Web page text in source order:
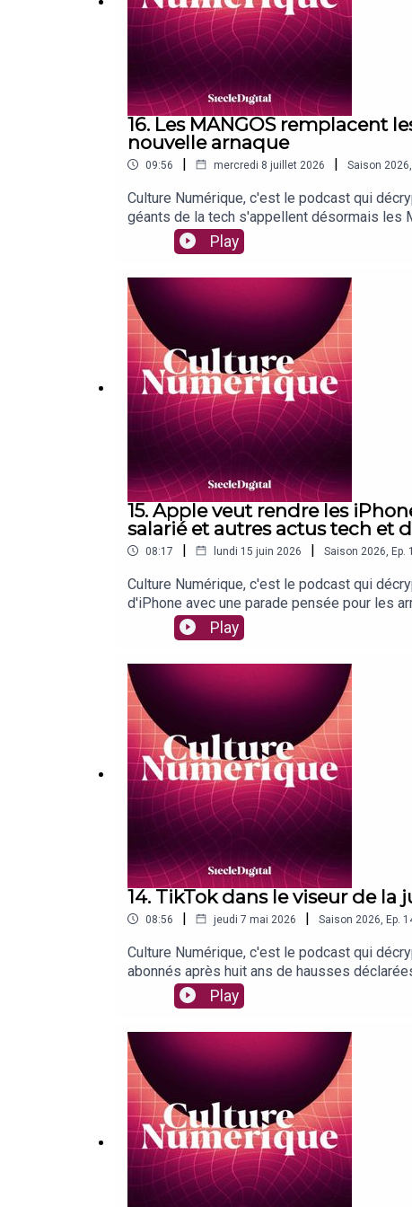
16. Les MANGOS remplacent
nouvelle arnaque
09:56 | mercredi 8 juillet 2026 | Saison 2026
Culture Numérique, c'est le podcast qui
géants de la tech s'appellent désormais les
papiers d'identité disponibles sur le dark
désormais banni à vie de l'encyclopédie
Numérique pour ne manquer aucun épisode !
Play
15. Apple veut rendre les
salarié et autres actus tech et
08:17 | lundi 15 juin 2026 | Saison 2026 Ep.
Culture Numérique, c'est le podcast qui
d'iPhone avec une parade pensée pour les
rueDuckDuckGo capitalise sur le ras-le-bol
GoogleMicrosoft découvre que l'IA peut
ont déjà trouvé la paradeSpotify assume la
monétiserSuivez toute l'actualité du
Play
14. TikTok dans le viseur de la
08:56 | jeudi 7 mai 2026 | Saison 2026 Ep.
Culture Numérique, c'est le podcast qui
abonnés après huit ans de hausses
ouvre un débat explosif : la TNT pourrait
à l'ANTS : près de 12 millions de comptes
Play